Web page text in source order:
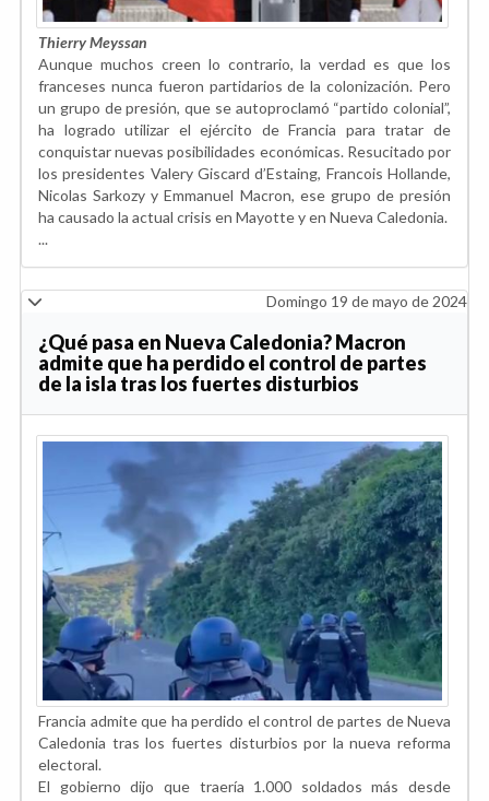
Thierry Meyssan
Aunque muchos creen lo contrario, la verdad es que los
franceses nunca fueron partidarios de la colonización. Pero
un grupo de presión, que se autoproclamó “partido colonial”,
ha logrado utilizar el ejército de Francia para tratar de
conquistar nuevas posibilidades económicas. Resucitado por
los presidentes Valery Giscard d’Estaing, Francois Hollande,
Nicolas Sarkozy y Emmanuel Macron, ese grupo de presión
ha causado la actual crisis en Mayotte y en Nueva Caledonia.
...
Domingo 19 de mayo de 2024
¿Qué pasa en Nueva Caledonia? Macron
admite que ha perdido el control de partes
de la isla tras los fuertes disturbios
Francia admite que ha perdido el control de partes de Nueva
Caledonia tras los fuertes disturbios por la nueva reforma
electoral.
El gobierno dijo que traería 1.000 soldados más desde